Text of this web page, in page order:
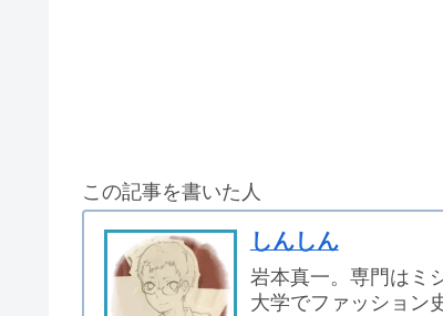
この記事を書いた人
しんしん
岩本真一。専門はミ
大学でファッション